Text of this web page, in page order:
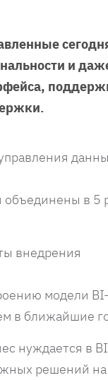
и
в 5
внедрения
модели
в ближайшие
нуждается в
решений